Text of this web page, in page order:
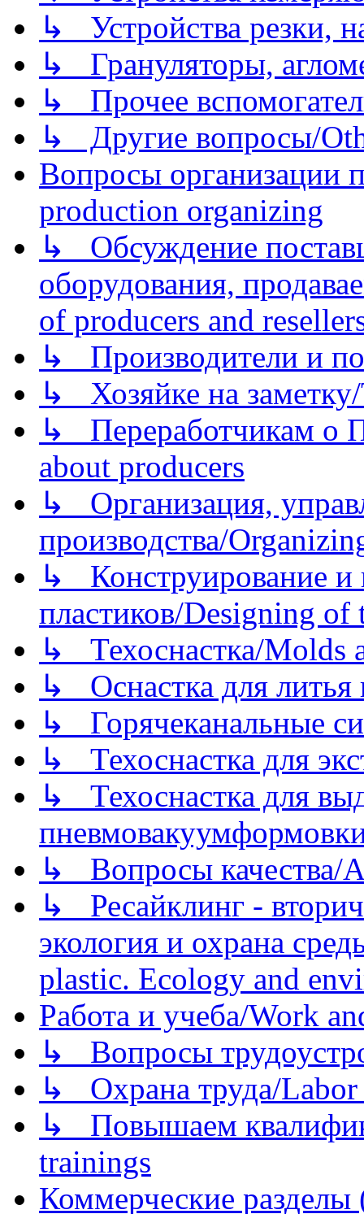
↳ Устройства резки,
↳ Грануляторы,
↳ Прочее
↳ Другие вопросы/
Вопросы организации
production organizing
↳ Обсуждение
оборудования,
of producers and
↳ Производители и
↳ Хозяйке на
↳ Переработчикам о
about producers
↳ Организация,
производства/
↳ Конструирование и
пластиков/Designing of
↳ Техоснастка/Molds
↳ Оснастка для литья
↳ Горячеканальные
↳ Техоснастка для
↳ Техоснастка для
↳ Вопросы качества/
↳ Ресайклинг -
экология и охрана
plastic. Ecology and
Работа и учеба/Work
↳ Вопросы
↳ Охрана труда/Labor
↳ Повышаем
trainings
Коммерческие